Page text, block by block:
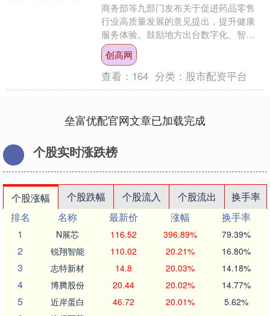
商务部等九部门发布关于促进药品零售
行业高质量发展的意见提出，提升健康
服务体验。鼓励地方出台数字化、智能
化健康服务升级专项支持政策。推动依
托实体医疗机构的互联网医....
创高网
查看： 164 分类： 股市配资平台
垒富优配官网文章已加载完成
个股实时涨跌榜
个股涨幅 个股跌幅 个股流入 个股流出
换手率
排名
名称 最新价 涨幅
换手率
1
N展芯 116.52 396.89% 79.39%
2 锐翔智能 110.02 20.21% 16.80%
3 志特新材 14.8 20.03% 14.18%
4 博腾股份 20.44 20.02% 14.77%
5 近岸蛋白 46.72 20.01% 5.62%